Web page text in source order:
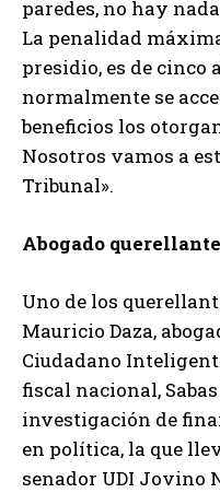
paredes, no hay
La penalidad
presidio, es de cinco
normalmente se
beneficios los
Nosotros vamos a
Tribunal».
Abogado
Uno de los
Mauricio Daza,
Ciudadano
fiscal nacional,
investigación de
en política, la que
senador UDI Jovino